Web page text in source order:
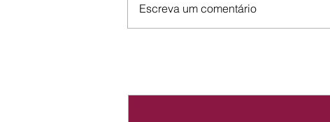
Escreva um comentário